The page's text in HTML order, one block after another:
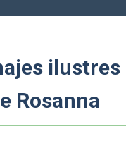
ilustres
Rosanna